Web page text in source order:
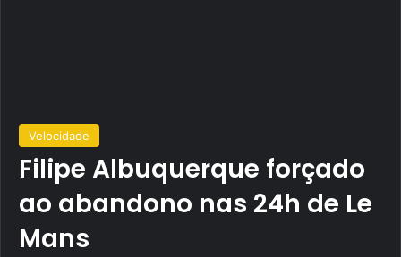
Velocidade
Filipe Albuquerque forçado
ao abandono nas 24h de Le
Mans